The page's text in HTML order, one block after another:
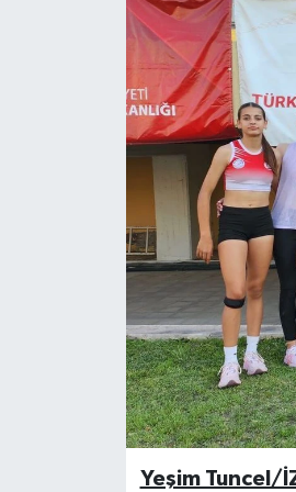
Yeşim Tuncel/
ESENTEPE
GAZİMAĞUSA
GÜNEY KIBRIS
İÇ HABERLER
KÜLTÜR SANAT
LEFKOŞA